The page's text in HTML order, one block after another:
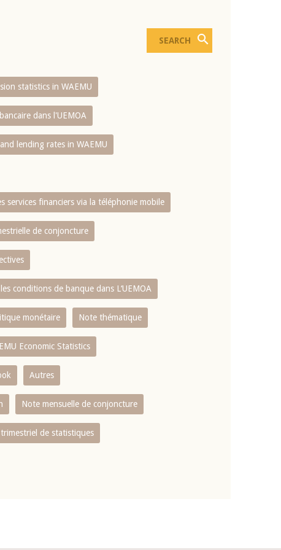
statistics in WAEMU
dans l'UEMOA
lending rates in WAEMU
services financiers via la téléphonie mobile
de conjoncture
conditions de banque dans L‘UEMOA
monétaire Note thématique
Economic Statistics
Autres
Note mensuelle de conjoncture
de statistiques